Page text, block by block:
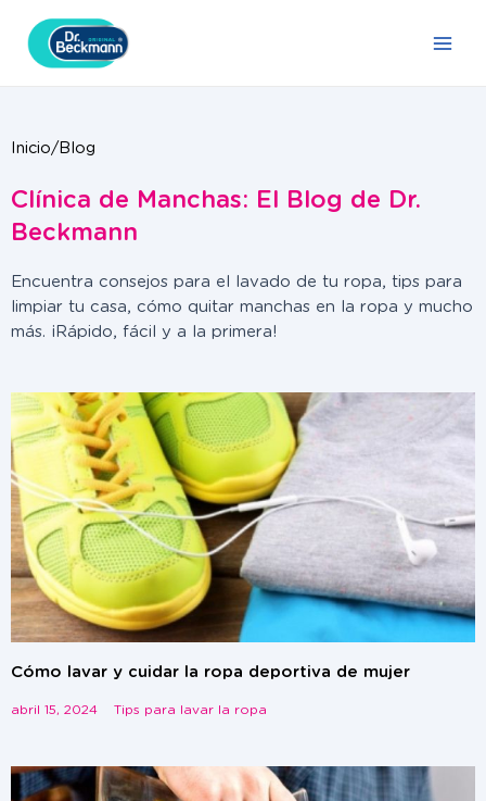
contenido
Inicio/Blog
Clínica de Manchas: El Blog de Dr.
Beckmann
Encuentra consejos para el lavado de tu ropa, tips para
limpiar tu casa, cómo quitar manchas en la ropa y mucho
más. ¡Rápido, fácil y a la primera!
Cómo lavar y cuidar la ropa deportiva de mujer
abril 15, 2024 Tips para lavar la ropa